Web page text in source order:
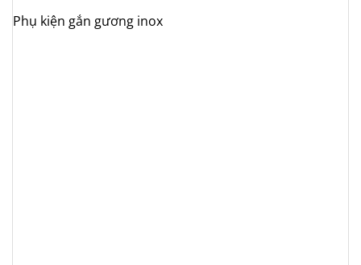
Phụ kiện gắn gương inox